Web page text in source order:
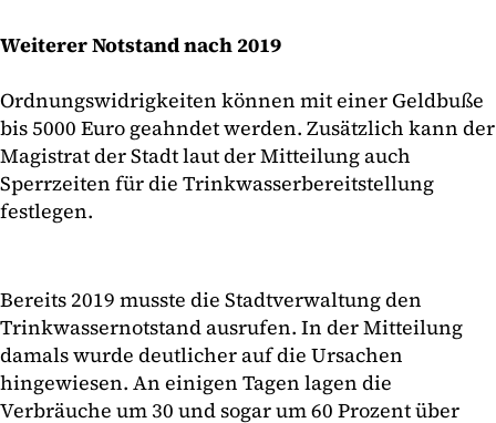
Weiterer Notstand nach 2019
Ordnungswidrigkeiten können mit einer Geldbuße
bis 5000 Euro geahndet werden. Zusätzlich kann der
Magistrat der Stadt laut der Mitteilung auch
Sperrzeiten für die Trinkwasserbereitstellung
festlegen.
Bereits 2019 musste die Stadtverwaltung den
Trinkwassernotstand ausrufen. In der Mitteilung
damals wurde deutlicher auf die Ursachen
hingewiesen. An einigen Tagen lagen die
Verbräuche um 30 und sogar um 60 Prozent über